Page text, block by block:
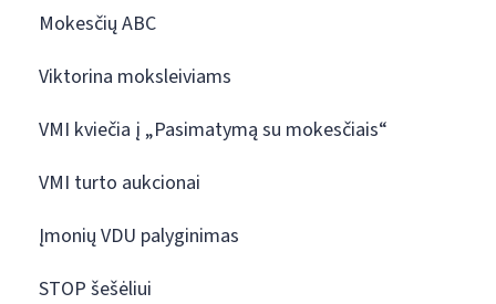
Mokesčių ABC
Viktorina moksleiviams
VMI kviečia į „Pasimatymą su mokesčiais“
VMI turto aukcionai
Įmonių VDU palyginimas
STOP šešėliui